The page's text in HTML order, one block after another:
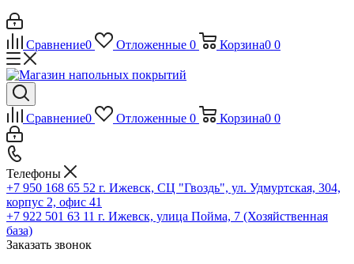
Сравнение0 Отложенные 0 Корзина0 0
Сравнение0 Отложенные 0 Корзина0 0
Телефоны
+7 950 168 65 52 г. Ижевск, СЦ "Гвоздь", ул. Удмуртская, 304,
корпус 2, офис 41
+7 922 501 63 11 г. Ижевск, улица Пойма, 7 (Хозяйственная
база)
Заказать звонок